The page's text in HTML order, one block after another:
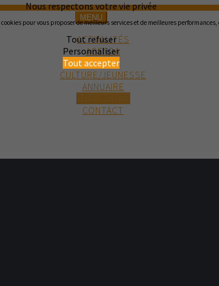
Nous respectons votre vie privée
pour vous proposer de meilleurs services et de meilleures
Tout refuser
Personnaliser
Tout accepter
MENU
ACTUALITÉS
AGENDA
MAIRIE
CULTURE/JEUNESSE
ANNUAIRE
CONTACT